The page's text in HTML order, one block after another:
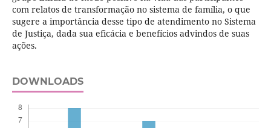
com relatos de transformação no sistema de família, o que
sugere a importância desse tipo de atendimento no Sistema
de Justiça, dada sua eficácia e benefícios advindos de suas
ações.
DOWNLOADS